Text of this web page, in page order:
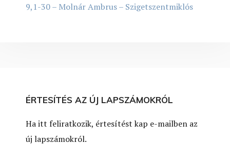
9,1-30 – Molnár Ambrus – Szigetszentmiklós
ÉRTESÍTÉS AZ ÚJ LAPSZÁMOKRÓL
Ha itt feliratkozik, értesítést kap e-mailben az
új lapszámokról.